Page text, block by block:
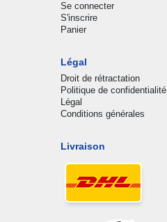
Se connecter
S'inscrire
Panier
Légal
Droit de rétractation
Politique de confidentialité
Légal
Conditions générales
Livraison